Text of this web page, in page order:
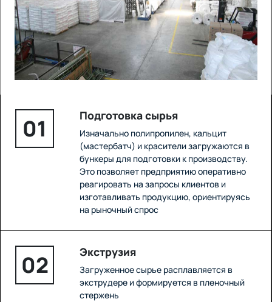
01 Подготовка сырья
Изначально полипропилен, кальцит
(мастербатч) и красители загружаются в
бункеры для подготовки к производству.
Это позволяет предприятию оперативно
реагировать на запросы клиентов и
изготавливать продукцию, ориентируясь
на рыночный спрос
02 Экструзия
Загруженное сырье расплавляется в
экструдере и формируется в пленочный
стержень